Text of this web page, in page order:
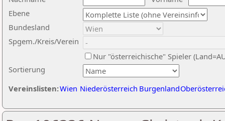
Ebene
Sortierung
Bundesland
Spgem./Kreis/Verein
Nur "österreichische" Spieler
Vereinslisten:Wien Niederösterreich Burgenland